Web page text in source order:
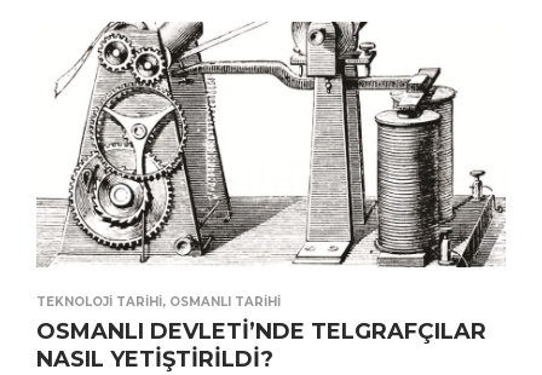
TEKNOLOJI TARIHI, OSMANLI TARIHI
OSMANLI DEVLETİ’NDE TELGRAFÇILAR
NASIL YETİŞTİRİLDİ?